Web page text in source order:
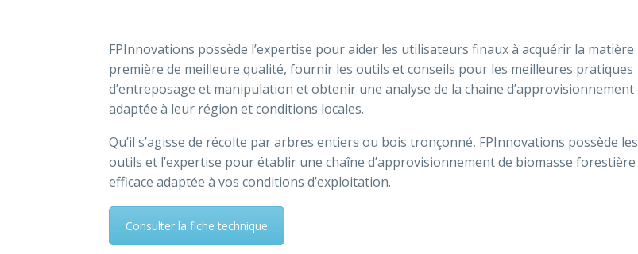
FPInnovations possède l’expertise pour aider les utilisateurs finaux à acquérir la matière
première de meilleure qualité, fournir les outils et conseils pour les meilleures pratiques
d’entreposage et manipulation et obtenir une analyse de la chaine d’approvisionnement
adaptée à leur région et conditions locales.
Qu’il s’agisse de récolte par arbres entiers ou bois tronçonné, FPInnovations possède les
outils et l’expertise pour établir une chaîne d’approvisionnement de biomasse forestière
efficace adaptée à vos conditions d’exploitation.
Consulter la fiche technique